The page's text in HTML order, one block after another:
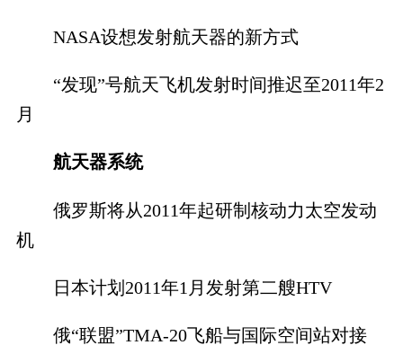
NASA设想发射航天器的新方式
“发现”号航天飞机发射时间推迟至2011年2
月
航天器系统
俄罗斯将从2011年起研制核动力太空发动
机
日本计划2011年1月发射第二艘HTV
俄“联盟”TMA-20飞船与国际空间站对接